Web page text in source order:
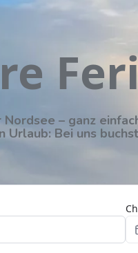
– ganz
Urlaub: Bei uns